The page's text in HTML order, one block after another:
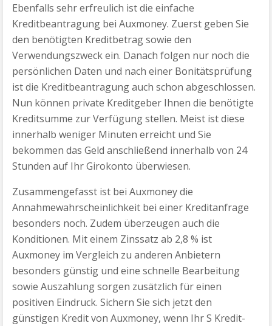
Ebenfalls sehr erfreulich ist die einfache
Kreditbeantragung bei Auxmoney. Zuerst geben Sie
den benötigten Kreditbetrag sowie den
Verwendungszweck ein. Danach folgen nur noch die
persönlichen Daten und nach einer Bonitätsprüfung
ist die Kreditbeantragung auch schon abgeschlossen.
Nun können private Kreditgeber Ihnen die benötigte
Kreditsumme zur Verfügung stellen. Meist ist diese
innerhalb weniger Minuten erreicht und Sie
bekommen das Geld anschließend innerhalb von 24
Stunden auf Ihr Girokonto überwiesen.
Zusammengefasst ist bei Auxmoney die
Annahmewahrscheinlichkeit bei einer Kreditanfrage
besonders noch. Zudem überzeugen auch die
Konditionen. Mit einem Zinssatz ab 2,8 % ist
Auxmoney im Vergleich zu anderen Anbietern
besonders günstig und eine schnelle Bearbeitung
sowie Auszahlung sorgen zusätzlich für einen
positiven Eindruck. Sichern Sie sich jetzt den
günstigen Kredit von Auxmoney, wenn Ihr S Kredit-